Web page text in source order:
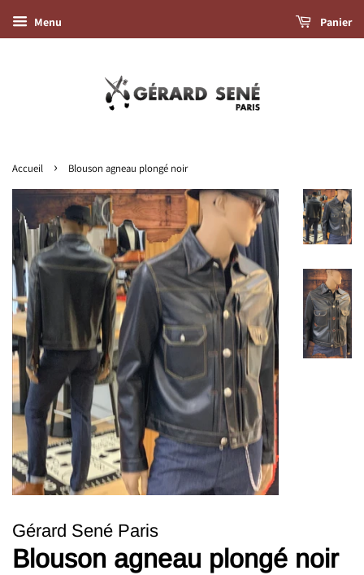
Menu Panier
Accueil › Blouson agneau plongé noir
Gérard Sené Paris
Blouson agneau plongé noir